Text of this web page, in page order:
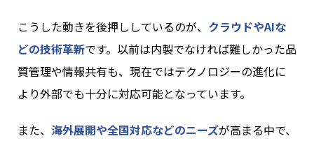
こうした動きを後押ししているのが、 クラウドやAIな
どの技術革新です。以前は内製でなければ難しかった品
質管理や情報共有も、現在ではテクノロジーの進化に
より外部でも十分に対応可能となっています。
また、 海外展開や全国対応などのニーズが高まる中で、